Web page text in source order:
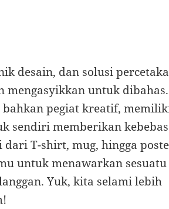
desain, dan solusi
mengasyikkan untuk dibahas.
bahkan pegiat kreatif,
sendiri memberikan
T-shirt, mug, hingga
untuk menawarkan sesuatu
Yuk, kita selami lebih